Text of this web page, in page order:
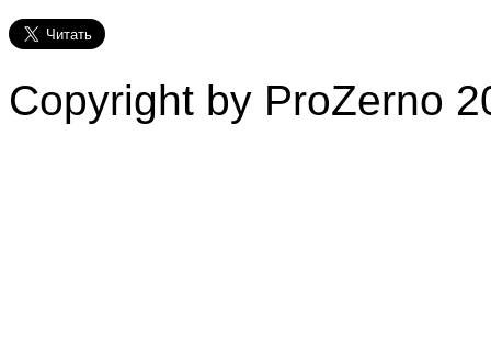
Copyright by ProZerno